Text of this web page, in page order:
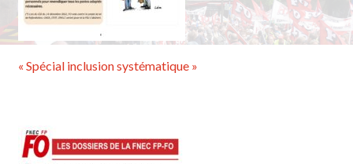
« Spécial inclusion systématique »